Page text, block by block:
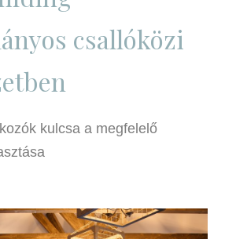
csallóközi
kulcsa a megfelelő